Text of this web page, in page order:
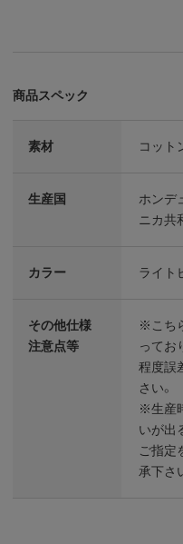
商品スペック
素材 コット
生産国
ホンデ
ニカ共
カラー ライト
その他仕様
注意点等
※こち
ってお
程度誤
さい。
※生産
いが出
ご指定
承下さ